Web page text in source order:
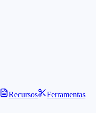
Recursos
Ferramentas